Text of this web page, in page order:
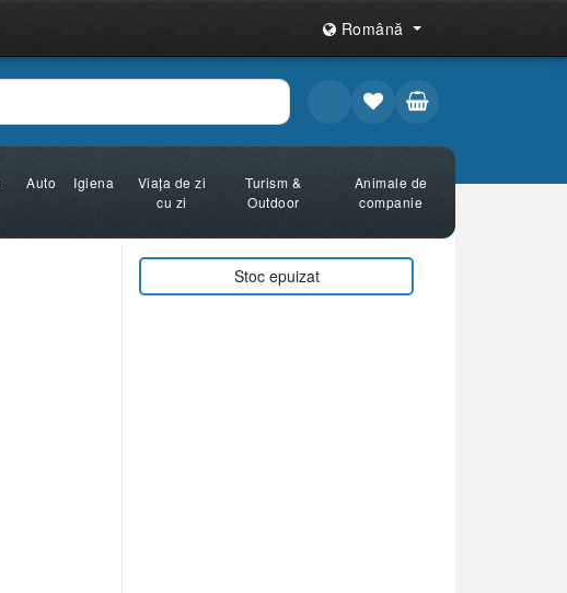
Română
Auto Igiena
Viața de zi
cu zi
Turism &
Outdoor
Animale de
companie
Stoc epuizat